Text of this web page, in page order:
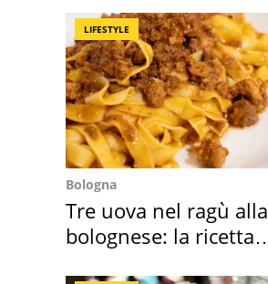
LIFESTYLE
Bologna
Tre uova nel ragù alla
bolognese: la ricetta